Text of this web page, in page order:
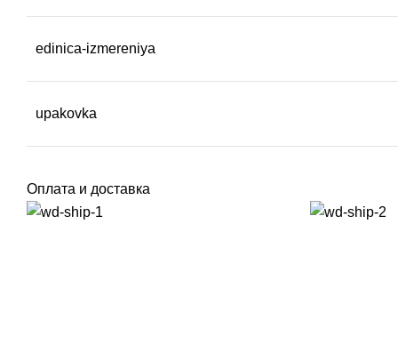
edinica-izmereniya
upakovka
Оплата и доставка